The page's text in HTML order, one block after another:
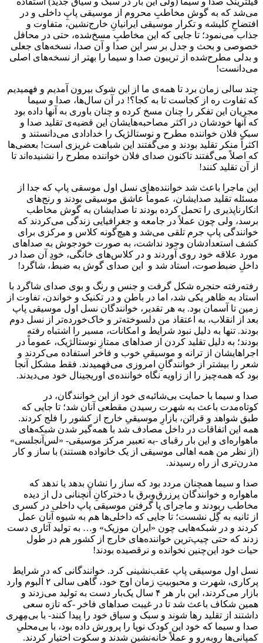
می‌شد که به گوش مخاطبِ محروم از موسیقی پاپِ داخلی و در
افتضاحِ کلیشه و تکرار موسیقی ایرانیانِ خارج‌نشین، متفاوت و
جذاب می‌نمود؛ تا جایی که این مخاطبِ مسخ‌شده، حتی در محافل
خصوصی و بحث و جدل بر سر این صدا و آن صدا، نسخه‌های جعلی
و بدلی مطرح‌شده از تریبون صدا و سیما را بهتر از نسخه‌های اصلی
می‌دانست!
چند سالی زمان برد تا همه‌ی ما از این شوک بیرون آمدیم و فهمیدیم
که تفاوت ره از کجاست تا به کجا؟! در آن سال‌ها، صدا و سیما
مجریان این تفکر را چنان مسخ کرده و چنان باوری به آنها داده بود
که آنها خودشان در اکثر مصاحبه‌هایشان این قضیه‌ی تقلید صدا و
سبکِ فلان خواننده مطرح و نوستالژیک را خدادادی می‌دانستند و
اکثراً منکر تقلید بودند و می‌گفتند این شباهت غریزی است! بعضی‌ها
که اصلاً می‌گفتند تاکنون صدای فلان خواننده مطرح را نشنیده‌اند تا
از آن تقلید کنند!
این ماجرا باعث شد خواننده‌های نسل اول موسقی پاپ که جدا از
مسئله تقلید صدایشان، عموماً عاشق موسیقی بودند و رنج‌های
انکارناپذیری را تحمل کرده بودند تا صدایشان به گوش مخاطب
برسد، ولی چون عملاً در جامعه و جغرافیایی زندگی می‌کردند که
خوانندگی پاپ جرم تلقی می‌شد و هیچ‌گونه کلاس و مرکزی برای
کشف استعدادشان وجود نداشت، به صورت خودجوش به صداهای
مورد علاقه خود روی آوردند و در کلاس‌های خانگی، خودِ آن صدا در
داخلِ ضبط‌صوت، استاد شد و این صدای گوش به ضبط، شاگرد!
رفته‌رفته حنجره شکل گرفت و جنس و رنگ و بوی صدای شاگرد با
استاد به ظاهر یکی شد، اما در باطن و در تکنیک و خواندن، تفاوت از
زمین تا آسمان بود. به هر تقدیر، خوانندگان نسل اول موسیقی پاپ
بعد از انقلاب، به اعتقاد من دلسوخته‌تر و خاک‌خورده‌تر از نسل دوم
بودند. تنها به دلیل نبود شرایط و امکانات، مسیر را اشتباه رفته
بودند؛ به دلیل تقلید کردن از صداهای ممتازِ نوستالژیک، عموماً در
اجراهایشان از ترانه و موسیقیِ خوب و فاخر استفاده می‌کردند و
شعر را بیشتر از خوانندگانِ امروزی می‌فهمیدند. فقط مشکل آنجا
بود که همه‌چیز را از زاویه نگاه خواننده‌ی اوریجینال خود می‌دیدند.
صدا و سیما با حمایت بی‌شائبه‌ی خود از این خوانندگان، در
کوتاه‌مدت باعث به شهرت رسیدن مقطعی آنان شد؛ تا جایی که
طبق شواهد و قرائن، بازارِ موسیقیِ خارج از کشور را فلج کردند.
همه این اتفاقات در داخل مصادف شد با همه‌گیر شدن شبکه‌های
ماهواره‌ای و این بار رقبای -به تعبیر مرکز موسیقی- «لس‌آنجلسی»
(از نظر من همه اهالی موسیقی از یک خانواده هستند) با ساز و کار
مدرن‌تری از راه رسیدند.
صدا و سیما همچنان مردد بود که ساز را نشان بدهد یا ندهد که
ماهواره و خوانندگان پرزرق‌و‌برق با دخترکانِ آنچنانی دل از دیده
مخاطب ربودند و ماجرای پا گرفتن موسیقی پاپ داخلی در کسری
از ثانیه به گِل نشست؛ تا جایی که داخلی‌ها هم به شیوه آنان عمل
کردند و در شبکه‌هایی چون «ایران موزیک» و… به تولید آثاری دست
زدند که حتی چیپ‌ترین خواننده‌های خارج از کشور هم در طول
حیات خود این‌چنین نخوانده و نرقصیده بودند!
نسل اول موسیقی پاپ عقب‌نشینی کرد. خوانندگانی که در شرایط
پرکاری، شهرت و محبوبیتِ زمان اوج خود، گاهی سالی ۲ آلبوم وارد
بازار می‌کردند، این بار هر ۴ سال یک‌بار دست به تولید می‌زدند و
همین شکاف باعث شد تا در غیبت صداهای فاخر -که تازه سعی
داشتند از تقلید رها شوند و سبک و سیاق خود را پیدا کنند- با بی‌مِهری
صدا و سیما که خود این کودک نوپا را پرورش داده بود، با بی‌محلیِ
کمپانی‌ها روبه‌رو و عملاً خانه‌نشین شدند و سکوت اختیار کردند.